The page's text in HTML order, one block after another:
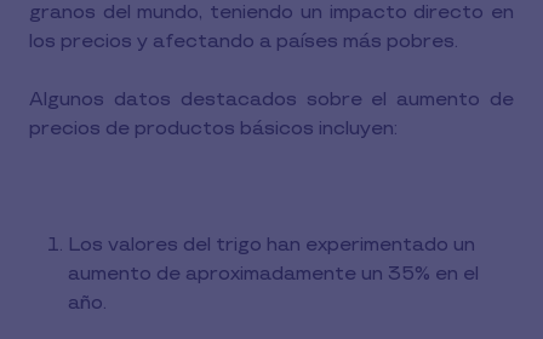
granos del mundo, teniendo un impacto directo en
los precios y afectando a países más pobres.
Algunos datos destacados sobre el aumento de
precios de productos básicos incluyen:
Los valores del trigo han experimentado un
aumento de aproximadamente un 35% en el
año.